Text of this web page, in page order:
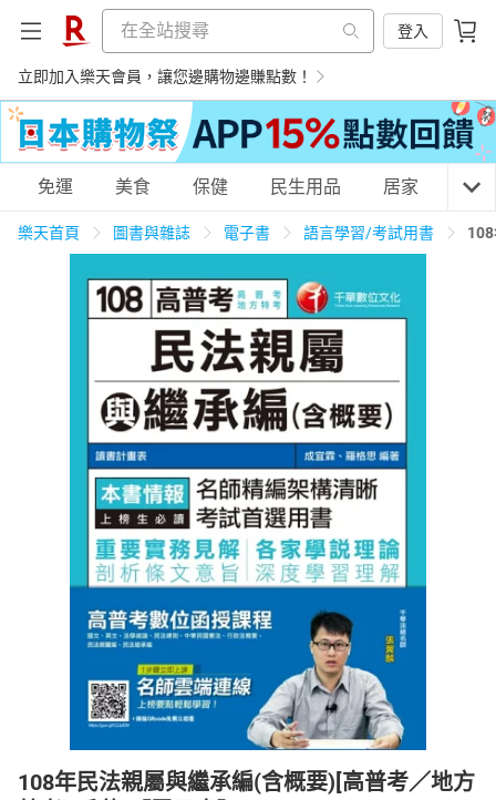
登入
立即加入樂天會員，讓您邊購物邊賺點數！
購物網分類
天天免運 美食蛋糕 養生保健 民生用品
3C家電 運動休閒
男裝 化妝保養
日本購物 電子/紙本書
免運 美食 保健 民生用品 居家 3C
樂天首頁 圖書與雜誌 電子書 語言學習/考試用書
108年民法親屬與繼承編(含概要)[高普考／地方